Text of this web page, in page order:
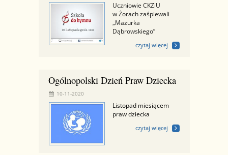
Uczniowie CKZiU
w Żorach zaśpiewali
„Mazurka
Dąbrowskiego”
czytaj więcej
Ogólnopolski Dzień Praw Dziecka
10-11-2020
Listopad miesiącem
praw dziecka
czytaj więcej